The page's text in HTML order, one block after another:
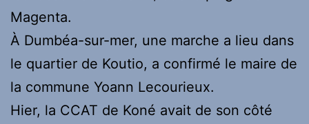
Magenta.
À Dumbéa-sur-mer, une marche a lieu dans
le quartier de Koutio, a confirmé le maire de
la commune Yoann Lecourieux.
Hier, la CCAT de Koné avait de son côté